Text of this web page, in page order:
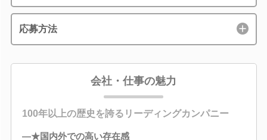
応募方法
会社・仕事の魅力
100年以上の歴史を誇るリーディングカンパニー
―★国内外での高い存在感